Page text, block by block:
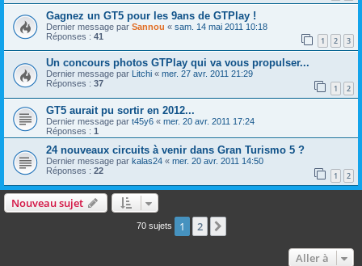
Gagnez un GT5 pour les 9ans de GTPlay !
Dernier message par Sannou « sam. 14 mai 2011 10:18
Réponses : 41 1 2 3
Un concours photos GTPlay qui va vous propulser...
Dernier message par Litchi « mer. 27 avr. 2011 21:29
Réponses : 37 1 2
GT5 aurait pu sortir en 2012...
Dernier message par t45y6 « mer. 20 avr. 2011 17:24
Réponses : 1
24 nouveaux circuits à venir dans Gran Turismo 5 ?
Dernier message par kalas24 « mer. 20 avr. 2011 14:50
Réponses : 22 1 2
Nouveau sujet
70 sujets 1 2
Aller à